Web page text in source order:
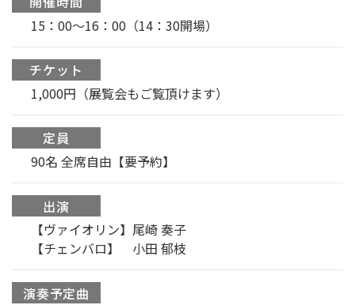
15：00〜16：00（14：30開場）
チケット
1,000円（展覧会もご覧頂けます）
定員
90名 全席自由【要予約】
出演
【ヴァイオリン】尾崎 奏子
【チェンバロ】 小田 郁枝
演奏予定曲